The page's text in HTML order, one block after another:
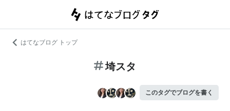
はてなブログ トップ
埼スタ
このタグでブログを書く